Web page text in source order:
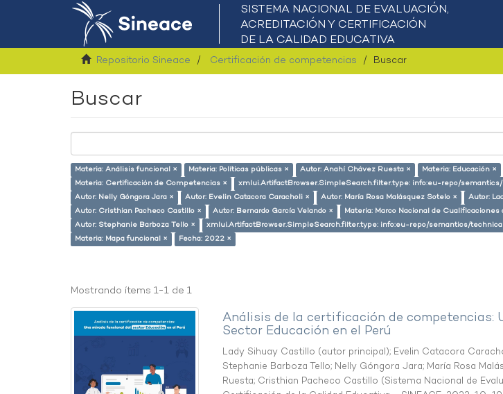
Repositorio Sineace Certificación de competencias Buscar
Buscar
Materia: Análisis funcional × Materia: Políticas públicas × Autor: Anahí Chávez Ruesta ×
Materia: Educación ×
Materia: Certificación de Competencias ×
xmlui.ArtifactBrowser.SimpleSearch.filter.type: info:eu-repo/
Autor: Nelly Góngora Jara ×
Autor: Evelin Catacora Caracholi × Autor: María Rosa Malásquez Sotelo ×
Autor:
Autor: Cristhian Pacheco Castillo ×
Autor: Bernardo García Velando ×
Materia: Marco Nacional de Cualificaciones
Autor: Stephanie Barboza Tello ×
xmlui.ArtifactBrowser.SimpleSearch.filter.type: info:eu-repo/semantics/
Materia: Mapa funcional ×
Fecha: 2022 ×
Mostrando ítems 1-1 de 1
Análisis de la certificación de competencias:
Sector Educación en el Perú
Lady Sihuay Castillo (autor principal); Evelin Catacora
Stephanie Barboza Tello; Nelly Góngora Jara; María Rosa
Ruesta; Cristhian Pacheco Castillo (Sistema Nacional de